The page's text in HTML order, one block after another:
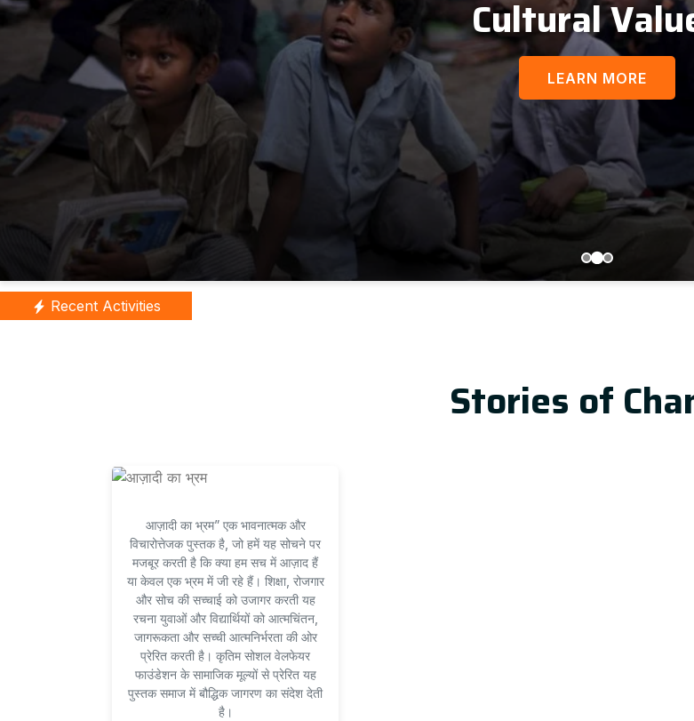
Cultural
LEARN MORE
Recent Activities
Stories of
आज़ादी का भ्रम” एक भावनात्मक और
विचारोत्तेजक पुस्तक है, जो हमें यह सोचने पर
मजबूर करती है कि क्या हम सच में आज़ाद हैं
या केवल एक भ्रम में जी रहे हैं। शिक्षा, रोजगार
और सोच की सच्चाई को उजागर करती यह
रचना युवाओं और विद्यार्थियों को आत्मचिंतन,
जागरूकता और सच्ची आत्मनिर्भरता की ओर
प्रेरित करती है। कृतिम सोशल वेलफेयर
फाउंडेशन के सामाजिक मूल्यों से प्रेरित यह
पुस्तक समाज में बौद्धिक जागरण का संदेश देती
है।